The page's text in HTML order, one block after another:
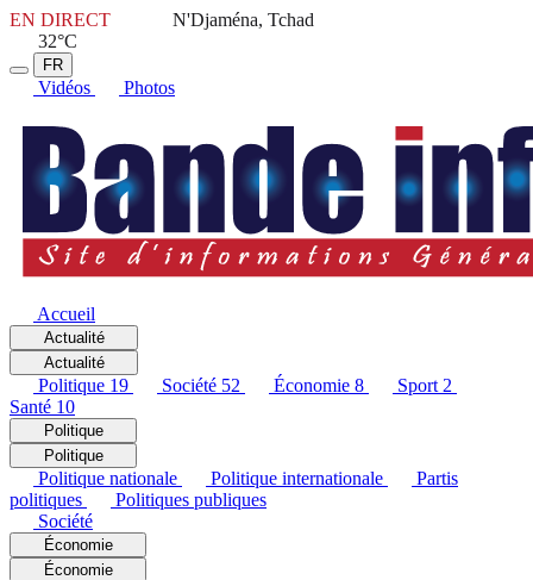
EN DIRECT
N'Djaména, Tchad
32°C
FR
Vidéos Photos
Accueil
Actualité
Actualité
Politique 19 Société 52 Économie 8 Sport 2
Santé 10
Politique
Politique
Politique nationale Politique internationale
Partis
politiques
Politiques publiques
Société
Économie
Économie